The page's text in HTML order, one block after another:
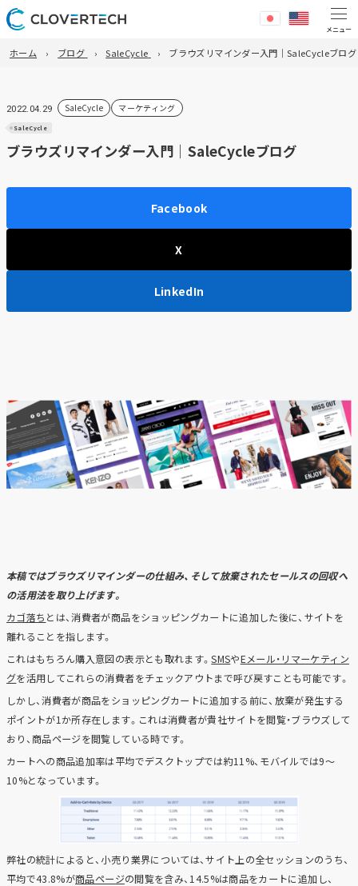
ホーム ブログ SaleCycle ブラウズリマインダー入門｜SaleCycleブログ
2022.04.29 SaleCycle マーケティング
SaleCycle
ブラウズリマインダー入門｜SaleCycleブログ
Facebook
X
LinkedIn
本稿ではブラウズリマインダーの仕組み、そして放棄されたセールスの回収へ
の活用法を取り上げます。
カゴ落ち とは、消費者が商品をショッピングカートに追加した後に、サイトを
離れることを指します。
これはもちろん購入意図の表示とも取れます。SMSやEメール・リマーケティン
グを活用してこれらの消費者をチェックアウトまで呼び戻すことも可能です。
しかし、消費者が商品をショッピングカートに追加する前に、放棄が発生する
ポイントが1か所存在します。これは消費者が貴社サイトを閲覧・ブラウズして
おり、商品ページを閲覧している時です。
カートへの商品追加率は平均でデスクトップでは約11%、モバイルでは9～
10%となっています。
弊社の統計によると、小売り業界については、サイト上の全セッションのうち、
平均で43.8%が商品ページの閲覧を含み、14.5%は商品をカートに追加し、